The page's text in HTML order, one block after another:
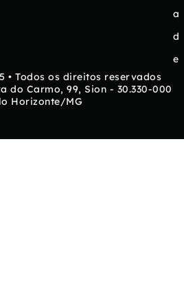
a
d
e
• Todos os direitos reservados
do Carmo, 99, Sion - 30.330-000
Horizonte/MG